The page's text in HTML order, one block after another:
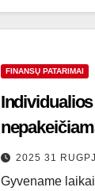
FINANSŲ PATARIMAI
pasaulyje 🧭
2025 31
Gyvename